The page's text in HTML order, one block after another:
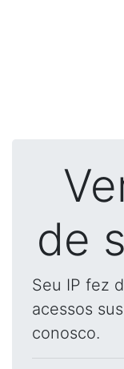
de
Seu IP fez
acessos
conosco.